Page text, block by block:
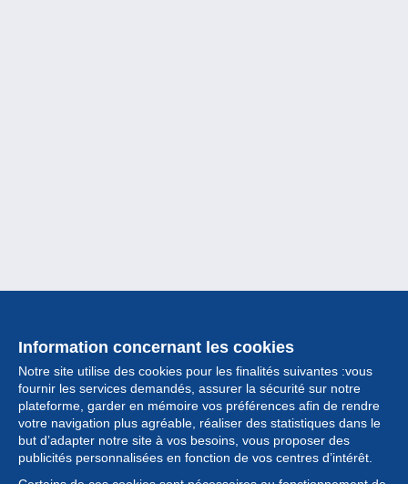
Information concernant les cookies
Notre site utilise des cookies pour les finalités suivantes :vous
fournir les services demandés, assurer la sécurité sur notre
plateforme, garder en mémoire vos préférences afin de rendre
votre navigation plus agréable, réaliser des statistiques dans le
but d’adapter notre site à vos besoins, vous proposer des
publicités personnalisées en fonction de vos centres d’intérêt.
Collection